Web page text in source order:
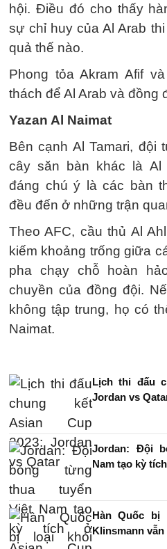
hội. Điều đó cho thấy
sự chỉ huy của Al Arab
quả thế nào.
Phong tỏa Akram Afif
thách để Al Arab và đồng
Yazan Al Naimat
Bên cạnh Al Tamari, đội
cây săn bàn khác là Al
đáng chú ý là các bàn
đều đến ở những trận
Theo AFC, cầu thủ Al
kiếm khoảng trống giữa
pha chạy chỗ hoàn
chuyền của đồng đội.
không tập trung, họ có
Naimat.
Lịch thi đấu
Jordan vs
Jordan: Đội
Nam tạo kỳ
Hàn Quốc bị
Klinsmann